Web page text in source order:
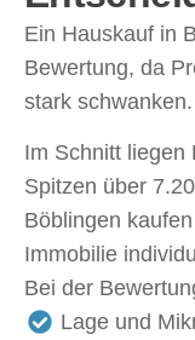
Ein Hauskauf in
Bewertung, da
stark schwanken.
Im Schnitt liegen
Spitzen über
Böblingen
Immobilie
Bei der
Lage und